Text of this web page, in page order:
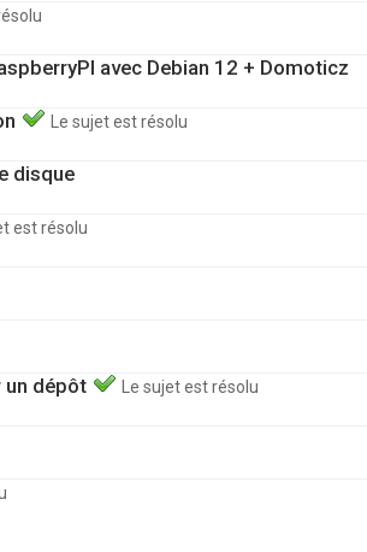
avec Debian 12 + Domoticz
Le sujet est résolu
disque
est résolu
un dépôt
Le sujet est résolu